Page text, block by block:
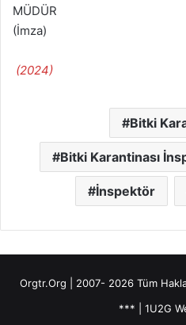
MÜDÜR
(İmza)
(2024)
Bitki
Bitki Karantinası
İnspektör
Orgtr.Org | 2007- 2026 Tüm
***
1U2G